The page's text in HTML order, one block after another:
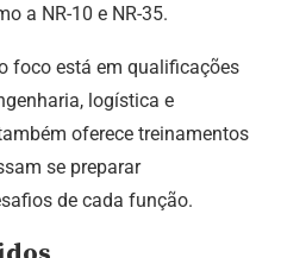
a NR-10 e NR-35.
foco está em qualificações
logística e
oferece treinamentos
se preparar
de cada função.